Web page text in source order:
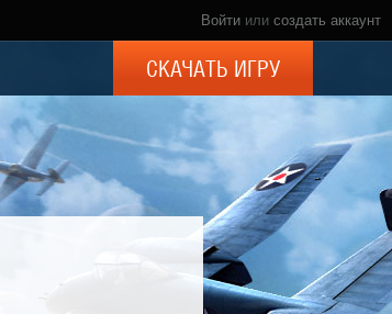
Войти или создать аккаунт
СКАЧАТЬ ИГРУ